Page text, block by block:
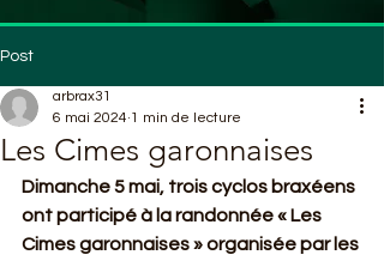
Post
Les Cimes garonnaises
arbrax31
6 mai 2024 1 min de lecture
Dimanche 5 mai, trois cyclos braxéens
ont participé à la randonnée « Les
Cimes garonnaises » organisée par les